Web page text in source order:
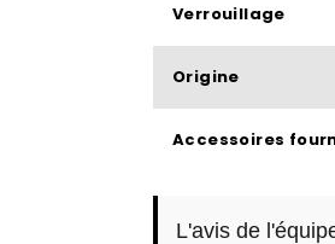
Verrouillage
Origine
Accessoires
L'avis de